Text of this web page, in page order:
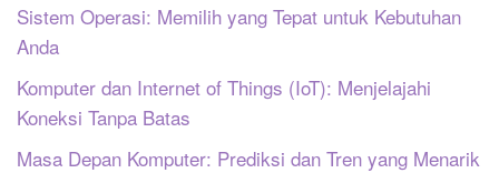
Sistem Operasi: Memilih yang Tepat untuk Kebutuhan
Anda
Komputer dan Internet of Things (IoT): Menjelajahi
Koneksi Tanpa Batas
Masa Depan Komputer: Prediksi dan Tren yang Menarik